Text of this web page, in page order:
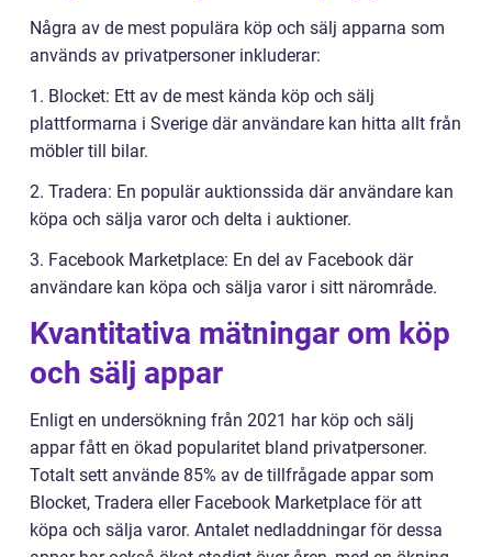
Några av de mest populära köp och sälj apparna som
används av privatpersoner inkluderar:
1. Blocket: Ett av de mest kända köp och sälj
plattformarna i Sverige där användare kan hitta allt från
möbler till bilar.
2. Tradera: En populär auktionssida där användare kan
köpa och sälja varor och delta i auktioner.
3. Facebook Marketplace: En del av Facebook där
användare kan köpa och sälja varor i sitt närområde.
Kvantitativa mätningar om köp
och sälj appar
Enligt en undersökning från 2021 har köp och sälj
appar fått en ökad popularitet bland privatpersoner.
Totalt sett använde 85% av de tillfrågade appar som
Blocket, Tradera eller Facebook Marketplace för att
köpa och sälja varor. Antalet nedladdningar för dessa